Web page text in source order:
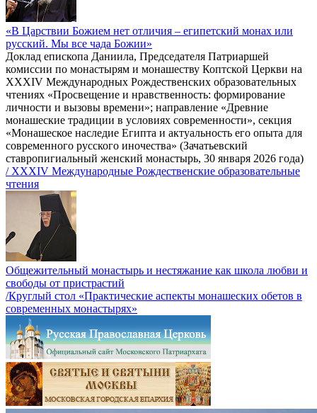
«В Царствии Божием нет отличия – египетский монах или
русский. Мы все чада Божии»
Доклад епископа Даниила, Председателя Патриаршей
комиссии по монастырям и монашеству Коптской Церкви на
XXXIV Международных Рождественских образовательных
чтениях «Просвещение и нравственность: формирование
личности и вызовы времени»; направление «Древние
монашеские традиции в условиях современности», секция
«Монашеское наследие Египта и актуальность его опыта для
современного русского иночества» (Зачатьевский
ставропигиальный женский монастырь, 30 января 2026 года)
/ XXXIV Международные Рождественские образовательные
чтения
Общежительный монастырь и нестяжание как школа любви и
свободы от пристрастий
/Круглый стол «Практические аспекты монашеских обетов в
современных монастырях»